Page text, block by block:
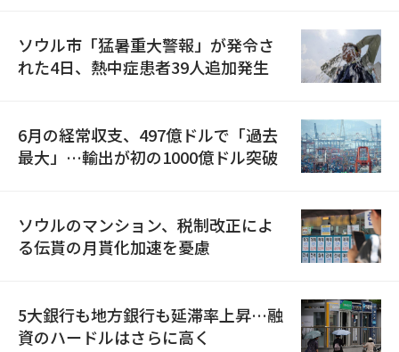
ソウル市「猛暑重大警報」が発令さ
れた4日、熱中症患者39人追加発生
6月の経常収支、497億ドルで「過去
最大」…輸出が初の1000億ドル突破
ソウルのマンション、税制改正によ
る伝貰の月貰化加速を憂慮
5大銀行も地方銀行も延滞率上昇…融
資のハードルはさらに高く